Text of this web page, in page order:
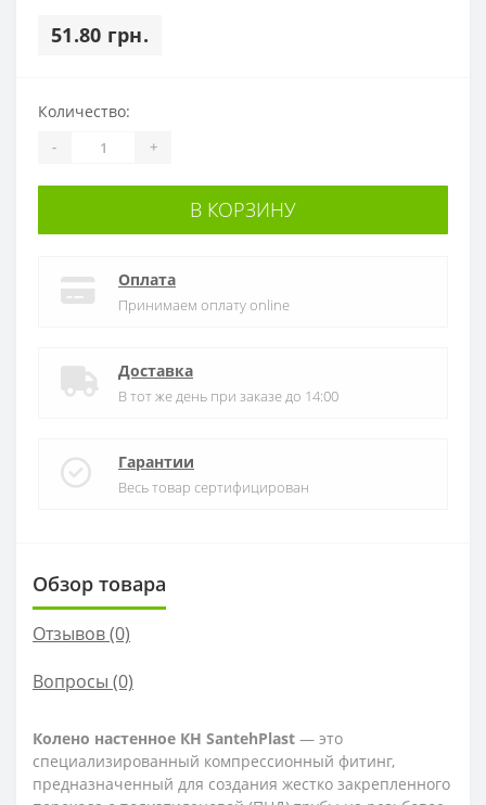
51.80 грн.
Количество:
- +
В КОРЗИНУ
Оплата
Принимаем оплату online
Доставка
В тот же день при заказе до 14:00
Гарантии
Весь товар сертифицирован
Обзор товара
Отзывов (0)
Вопросы (0)
Колено настенное КН SantehPlast — это
специализированный компрессионный фитинг,
предназначенный для создания жестко закрепленного